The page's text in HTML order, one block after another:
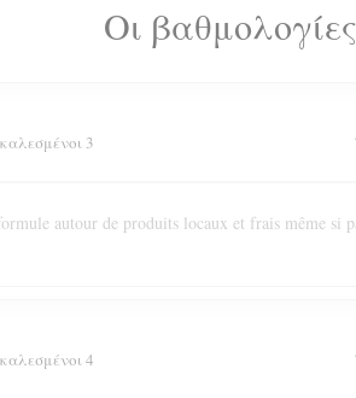
Οι
3
autour de produits locaux et frais même
4